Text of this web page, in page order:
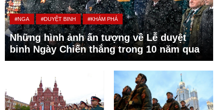
#NGA #DUYỆT BINH #KHÁM PHÁ
Những hình ảnh ấn tượng về Lễ duyệt
binh Ngày Chiến thắng trong 10 năm qua